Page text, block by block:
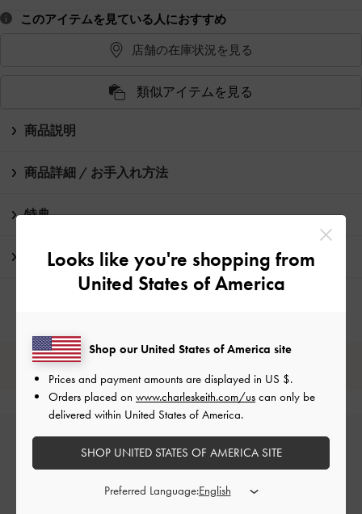
このアイテムを見ている人におすすめ
店舗の在庫状況を見る
類似アイテムを見る
商品説明
商品詳細 / お手入れ方法
特典
配送 & 返品
レビューは購入した方のみ投稿ができます。
Looks like you're shopping from
United States of America
Shop our United States of America site
Prices and payment amounts are displayed in US $.
Orders placed on www.charleskeith.com/us can only be
delivered within United States of America.
SHOP UNITED STATES OF AMERICA SITE
Preferred Language: